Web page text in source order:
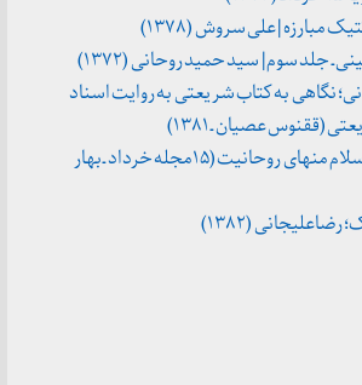
مبارزه | علی سروش (۱۳۷۸)
ـ جلد سوم | سید حمید روحانی (۱۳۷۲)
نگاهی به کتاب شریعتی به روایت اسناد
(ققنوس عصیان ـ ۱۳۸۱)
ریشه اندیشه اسلام منهای روحانیت (۱۵مجله خرداد ـ بهار
(۱۳۸۲)